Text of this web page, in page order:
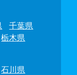
千葉県
栃木県
石川県